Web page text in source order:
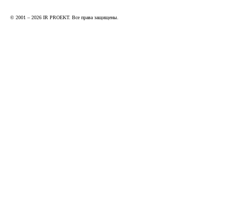
© 2001 – 2026 IR PROEKT. Все права защищены.